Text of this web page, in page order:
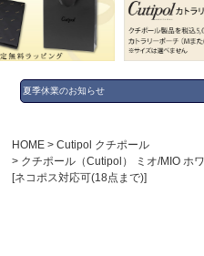
夏季休業のお知らせ
HOME
Cutipol クチポール
クチポール（Cutipol） ミオ/MIO ホ
[ネコポス対応可(18点まで)]